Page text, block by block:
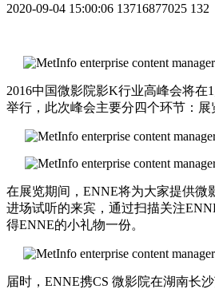
2020-09-04 15:00:06 13716877025 132
2016中国微影院影K行业高峰会将在
举行，此次峰会主要分四个环节：展
在展览期间，ENNE将为大家提供微
进场试听的来宾，通过扫描关注
得ENNE的小礼物一份。
届时，ENNE携CS 微影院在湖南长